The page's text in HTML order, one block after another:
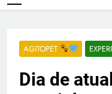
AGITOPET
Dia de